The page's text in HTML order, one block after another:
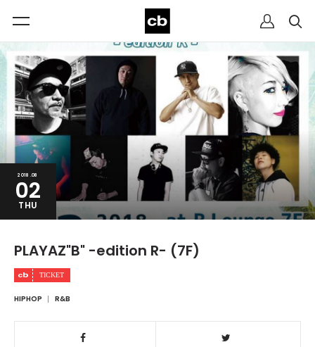
2018.08
02
THU
PLAYAZ"B" -edition R- (7F)
HIPHOP R&B